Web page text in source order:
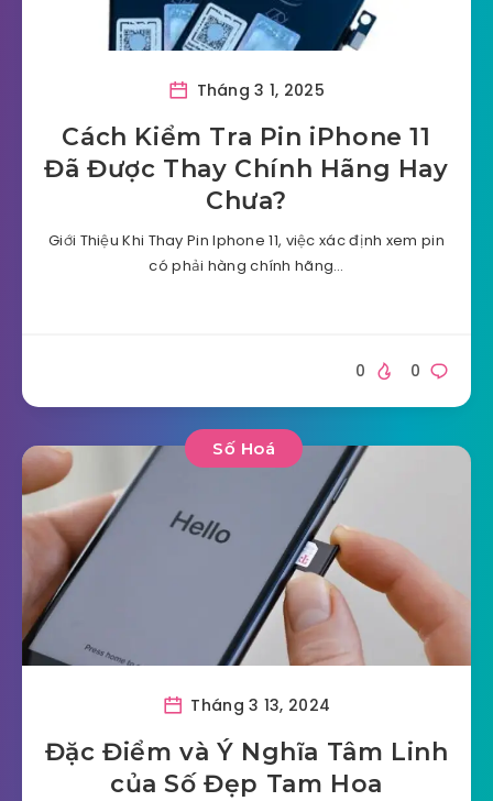
Tháng 3 1, 2025
Cách Kiểm Tra Pin iPhone 11
Đã Được Thay Chính Hãng Hay
Chưa?
Giới Thiệu Khi Thay Pin Iphone 11, việc xác định xem pin
có phải hàng chính hãng…
0
0
Số Hoá
Tháng 3 13, 2024
Đặc Điểm và Ý Nghĩa Tâm Linh
của Số Đẹp Tam Hoa